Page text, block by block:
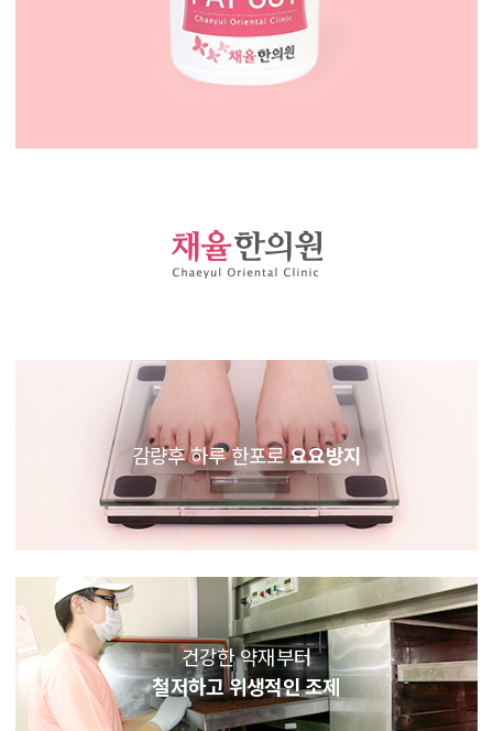
감량후 하루 한포로요요방지
건강한 약재부터
철저하고 위생적인 조제